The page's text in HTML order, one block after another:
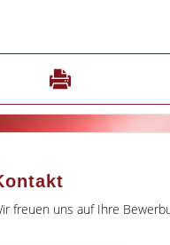
freuen uns auf Ihre